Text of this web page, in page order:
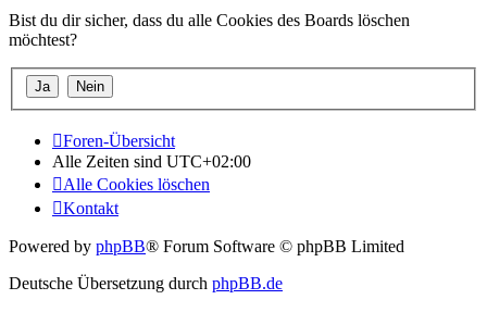
Bist du dir sicher, dass du alle Cookies des Boards löschen
möchtest?
Foren-Übersicht
Alle Zeiten sind UTC+02:00
Alle Cookies löschen
Kontakt
Powered by phpBB® Forum Software © phpBB Limited
Deutsche Übersetzung durch phpBB.de